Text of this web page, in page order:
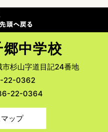
中学校
市杉山字道目記24番地
22-0362
22-0364
ップ